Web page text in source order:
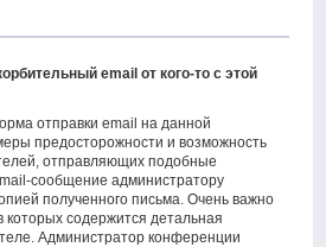
email от кого-то с этой
отправки email на данной
предосторожности и возможность
отправляющих подобные
сообщение администратору
полученного письма. Очень важно
которых содержится детальная
Администратор конференции